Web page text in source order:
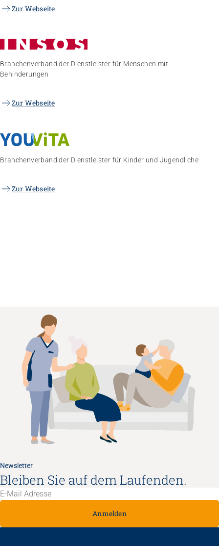
Zur Webseite
Branchenverband der Dienstleister für Menschen mit
Behinderungen
Zur Webseite
Branchenverband der Dienstleister für Kinder und Jugendliche
Zur Webseite
Newsletter
Bleiben Sie auf dem Laufenden.
Anmelden